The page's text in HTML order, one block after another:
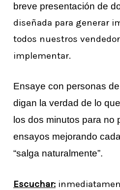
breve presentación de
diseñada para generar
todos nuestros
implementar.
Ensaye con personas
digan la verdad de lo
los dos minutos para no
ensayos mejorando
“salga naturalmente”.
Escuchar: